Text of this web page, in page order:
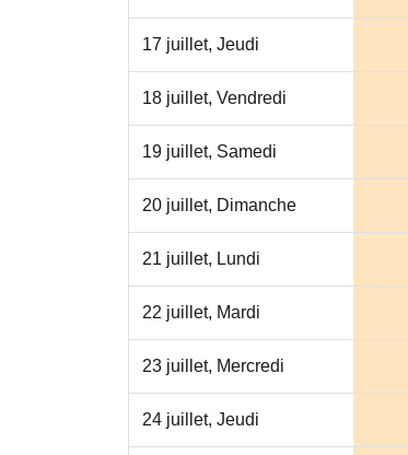
17 juillet, Jeudi
18 juillet, Vendredi
19 juillet, Samedi
20 juillet, Dimanche
21 juillet, Lundi
22 juillet, Mardi
23 juillet, Mercredi
24 juillet, Jeudi